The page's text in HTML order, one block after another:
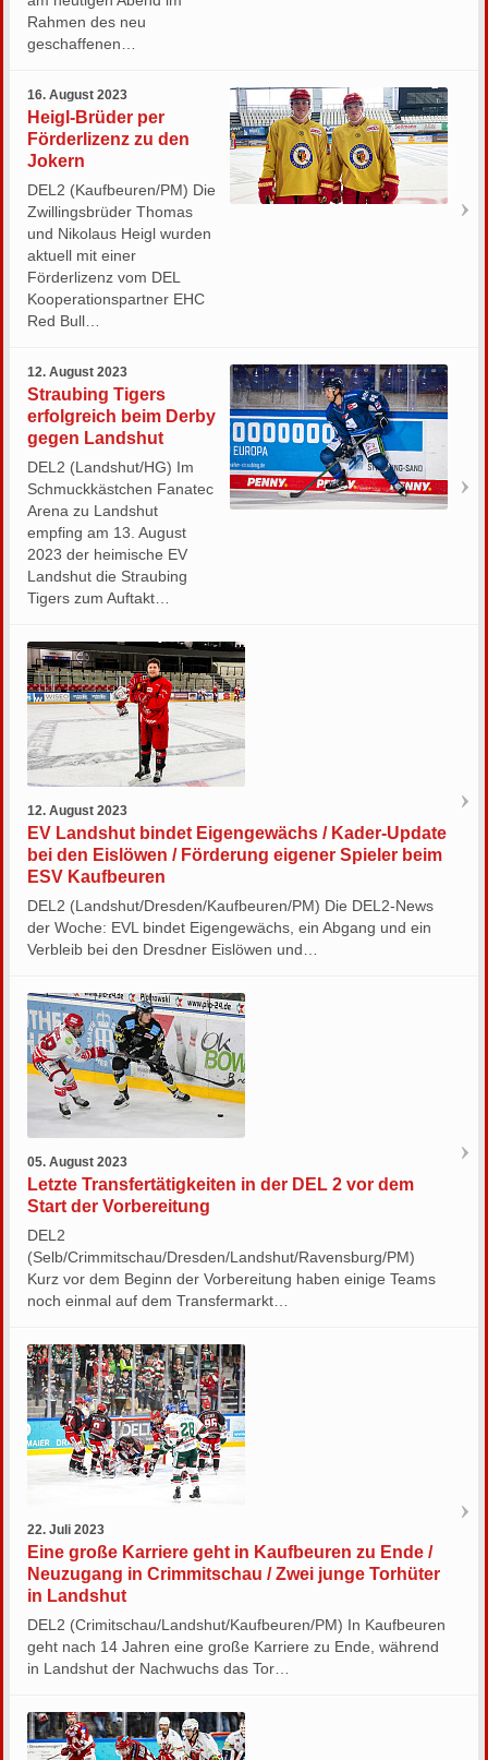
Rahmen des neu
geschaffenen…
16. August 2023
Heigl-Brüder per
Förderlizenz zu den
Jokern
DEL2 (Kaufbeuren/PM) Die
Zwillingsbrüder Thomas
und Nikolaus Heigl wurden
aktuell mit einer
Förderlizenz vom DEL
Kooperationspartner EHC
Red Bull…
12. August 2023
Straubing Tigers
erfolgreich beim Derby
gegen Landshut
DEL2 (Landshut/HG) Im
Schmuckkästchen Fanatec
Arena zu Landshut
empfing am 13. August
2023 der heimische EV
Landshut die Straubing
Tigers zum Auftakt…
12. August 2023
EV Landshut bindet Eigengewächs / Kader-Update
bei den Eislöwen / Förderung eigener Spieler beim
ESV Kaufbeuren
DEL2 (Landshut/Dresden/Kaufbeuren/PM) Die DEL2-News
der Woche: EVL bindet Eigengewächs, ein Abgang und ein
Verbleib bei den Dresdner Eislöwen und…
05. August 2023
Letzte Transfertätigkeiten in der DEL 2 vor dem
Start der Vorbereitung
DEL2
(Selb/Crimmitschau/Dresden/Landshut/Ravensburg/PM)
Kurz vor dem Beginn der Vorbereitung haben einige Teams
noch einmal auf dem Transfermarkt…
22. Juli 2023
Eine große Karriere geht in Kaufbeuren zu Ende /
Neuzugang in Crimmitschau / Zwei junge Torhüter
in Landshut
DEL2 (Crimitschau/Landshut/Kaufbeuren/PM) In Kaufbeuren
geht nach 14 Jahren eine große Karriere zu Ende, während
in Landshut der Nachwuchs das Tor…